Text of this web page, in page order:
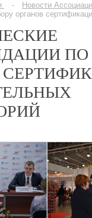
Новости
органов
ПО